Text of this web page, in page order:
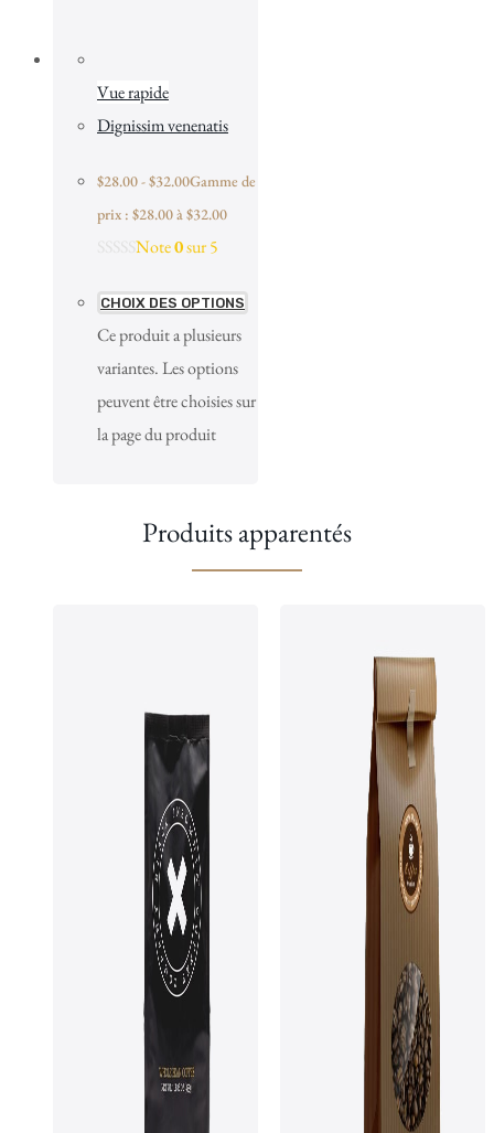
Vue rapide
Dignissim venenatis
$28.00-$32.00Gamme de
prix : $28.00 à $32.00
Note0sur 5
CHOIX DES OPTIONS
Ce produit a plusieurs
variantes. Les options
peuvent être choisies sur
la page du produit
Produits apparentés